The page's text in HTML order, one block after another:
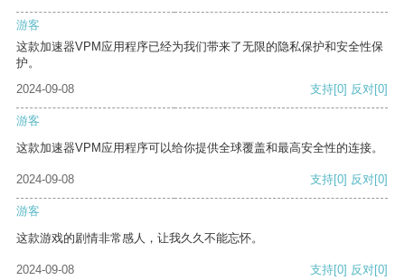
游客
这款加速器VPM应用程序已经为我们带来了无限的隐私保护和安全性保
护。
2024-09-08
支持[0] 反对[0]
游客
这款加速器VPM应用程序可以给你提供全球覆盖和最高安全性的连接。
2024-09-08 支持[0] 反对[0]
游客
这款游戏的剧情非常感人，让我久久不能忘怀。
2024-09-08 支持[0] 反对[0]